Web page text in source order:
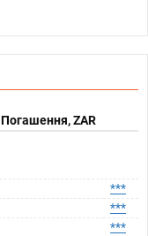
Погашення, ZAR
***
***
***